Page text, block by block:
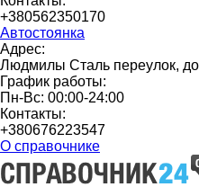
+380562350170
Автостоянка
Адрес:
Людмилы Сталь переулок,
График работы:
Пн-Вс: 00:00-24:00
Контакты:
+380676223547
О справочнике